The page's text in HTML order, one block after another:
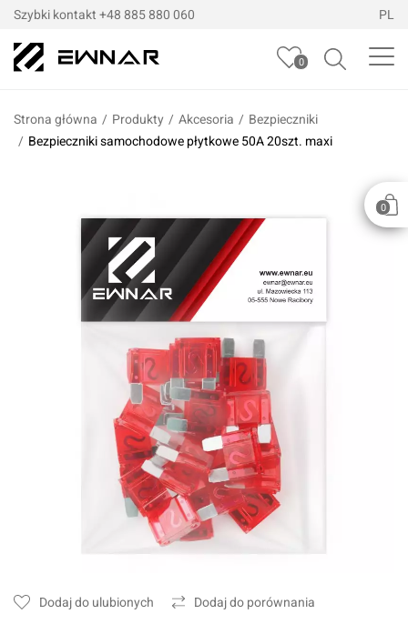
Szybki kontakt +48 885 880 060 PL
0
0
Strona główna / Produkty / Akcesoria / Bezpieczniki
/ Bezpieczniki samochodowe płytkowe 50A 20szt. maxi
Dodaj do ulubionych Dodaj do porównania